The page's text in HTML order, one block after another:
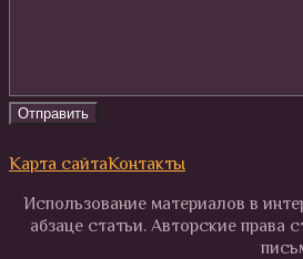
Карта сайтаКонтакты
Использование материалов в
абзаце статьи. Авторские права